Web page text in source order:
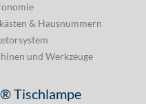
& Hausnummern
und Werkzeuge
Tischlampe